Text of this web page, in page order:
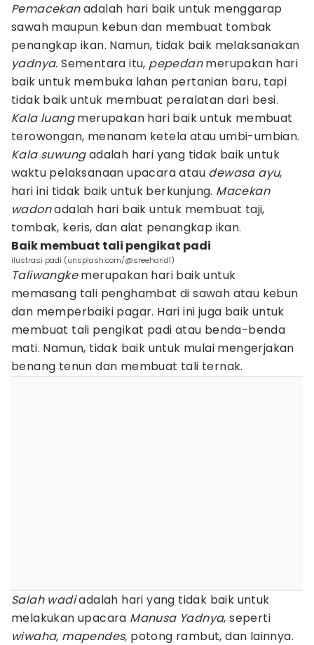
Pemacekanadalah hari baik untuk menggarap
sawah maupun kebun dan membuat tombak
penangkap ikan. Namun, tidak baik melaksanakan
yadnya.Sementara itu, pepedanmerupakan hari
baik untuk membuka lahan pertanian baru, tapi
tidak baik untuk membuat peralatan dari besi.
Kala luangmerupakan hari baik untuk membuat
terowongan, menanam ketela atau umbi-umbian.
Kala suwungadalah hari yang tidak baik untuk
waktu pelaksanaan upacara atau dewasa ayu,
hari ini tidak baik untuk berkunjung. Macekan
wadonadalah hari baik untuk membuat taji,
tombak, keris, dan alat penangkap ikan.
Baik membuat tali pengikat padi
ilustrasi padi (unsplash.com/@sreeharid1)
Taliwangkemerupakan hari baik untuk
memasang tali penghambat di sawah atau kebun
dan memperbaiki pagar. Hari ini juga baik untuk
membuat tali pengikat padi atau benda-benda
mati. Namun, tidak baik untuk mulai mengerjakan
benang tenun dan membuat tali ternak.
Salah wadiadalah hari yang tidak baik untuk
melakukan upacara Manusa Yadnya, seperti
wiwaha, mapendes, potong rambut, dan lainnya.